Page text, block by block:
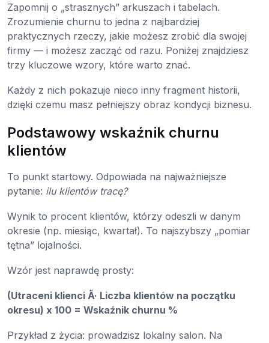
Zapomnij o „strasznych” arkuszach i tabelach.
Zrozumienie churnu to jedna z najbardziej
praktycznych rzeczy, jakie możesz zrobić dla swojej
firmy — i możesz zacząć od razu. Poniżej znajdziesz
trzy kluczowe wzory, które warto znać.
Każdy z nich pokazuje nieco inny fragment historii,
dzięki czemu masz pełniejszy obraz kondycji biznesu.
Podstawowy wskaźnik churnu
klientów
To punkt startowy. Odpowiada na najważniejsze
pytanie: ilu klientów tracę?
Wynik to procent klientów, którzy odeszli w danym
okresie (np. miesiąc, kwartał). To najszybszy „pomiar
tętna” lojalności.
Wzór jest naprawdę prosty:
(Utraceni klienci Ã· Liczba klientów na początku
okresu) x 100 = Wskaźnik churnu %
Przykład z życia: prowadzisz lokalny salon. Na